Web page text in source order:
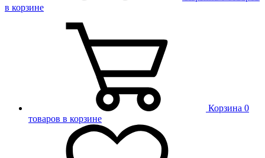
в корзине
Корзина 0
товаров в корзине